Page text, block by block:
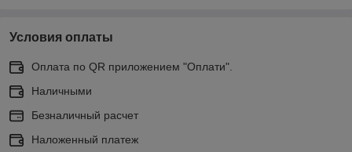
Условия оплаты
Оплата по QR приложением "Оплати".
Наличными
Безналичный расчет
Наложенный платеж